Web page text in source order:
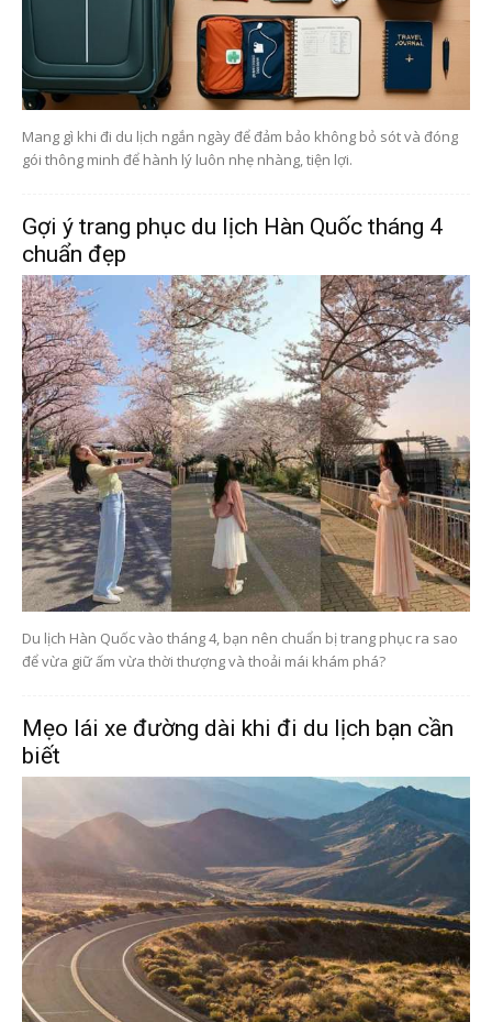
Mang gì khi đi du lịch ngắn ngày để đảm bảo không bỏ sót và đóng
gói thông minh để hành lý luôn nhẹ nhàng, tiện lợi.
Gợi ý trang phục du lịch Hàn Quốc tháng 4
chuẩn đẹp
Du lịch Hàn Quốc vào tháng 4, bạn nên chuẩn bị trang phục ra sao
để vừa giữ ấm vừa thời thượng và thoải mái khám phá?
Mẹo lái xe đường dài khi đi du lịch bạn cần
biết